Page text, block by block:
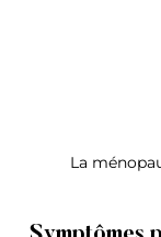
La